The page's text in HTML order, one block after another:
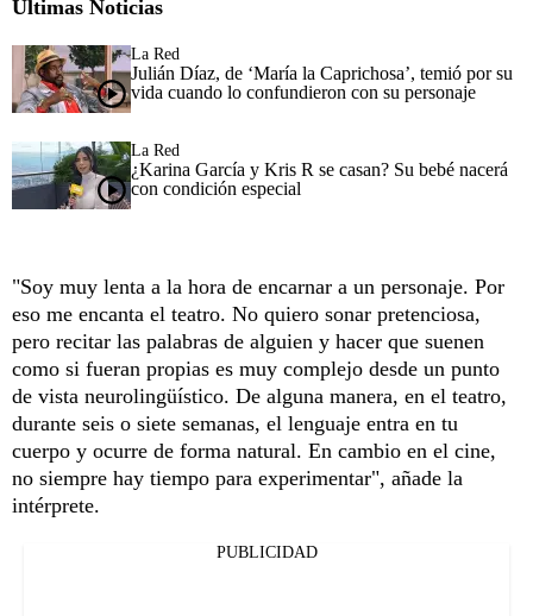
Últimas Noticias
La Red
Julián Díaz, de ‘María la Caprichosa’, temió por su
vida cuando lo confundieron con su personaje
La Red
¿Karina García y Kris R se casan? Su bebé nacerá
con condición especial
"Soy muy lenta a la hora de encarnar a un personaje. Por
eso me encanta el teatro. No quiero sonar pretenciosa,
pero recitar las palabras de alguien y hacer que suenen
como si fueran propias es muy complejo desde un punto
de vista neurolingüístico. De alguna manera, en el teatro,
durante seis o siete semanas, el lenguaje entra en tu
cuerpo y ocurre de forma natural. En cambio en el cine,
no siempre hay tiempo para experimentar", añade la
intérprete.
PUBLICIDAD